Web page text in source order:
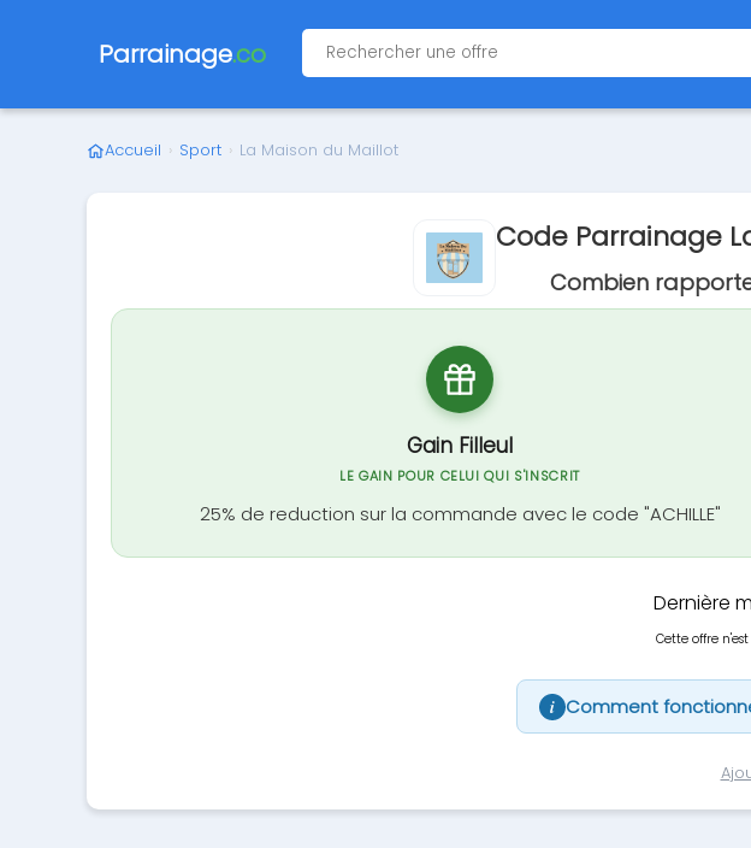
Parrainage.co
Accueil › Sport › La Maison du Maillot
Code Parrainage
Combien
Gain Filleul
LE GAIN POUR CELUI QUI S'INSCRIT
25% de reduction sur la commande avec le code "ACHILLE"
Dernière
Cette offre
i Comment